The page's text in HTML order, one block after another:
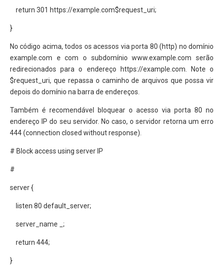
return 301 https://example.com$request_uri;
}
No código acima, todos os acessos via porta 80 (http) no domínio
example.com e com o subdomínio www.example.com serão
redirecionados para o endereço https://example.com. Note o
$request_uri, que repassa o caminho de arquivos que possa vir
depois do domínio na barra de endereços.
Também é recomendável bloquear o acesso via porta 80 no
endereço IP do seu servidor. No caso, o servidor retorna um erro
444 (connection closed without response).
# Block access using server IP
#
server {
listen 80 default_server;
server_name _;
return 444;
}